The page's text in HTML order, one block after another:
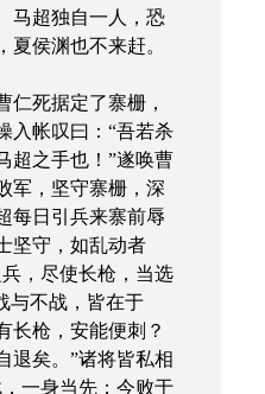
马超独自一人，恐
夏侯渊也不来赶。
死据定了寨栅，
入帐叹曰：“吾若杀
超之手也！”遂唤曹
军，坚守寨栅，深
每日引兵来寨前辱
坚守，如乱动者
，尽使长枪，当选
与不战，皆在于
长枪，安能便刺？
退矣。”诸将皆私相
一身当先；今败于